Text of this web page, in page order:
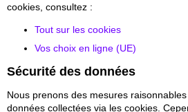
cookies, consultez :
Tout sur les cookies
Vos choix en ligne (UE)
Sécurité des données
Nous prenons des mesures
données collectées via les cookies.